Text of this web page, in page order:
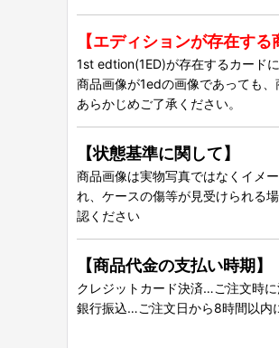
【エディションが存在する
1st edtion(1ED)が存在するカード
商品画像が1edの画像であっても
あらかじめご了承ください。
【状態基準に関して】
商品画像は実物写真ではなくイメ
れ、ケースの傷等が見受けられる
認ください
【商品代金の支払い時期】
クレジットカード決済…ご注文時
銀行振込…ご注文日から8時間以内